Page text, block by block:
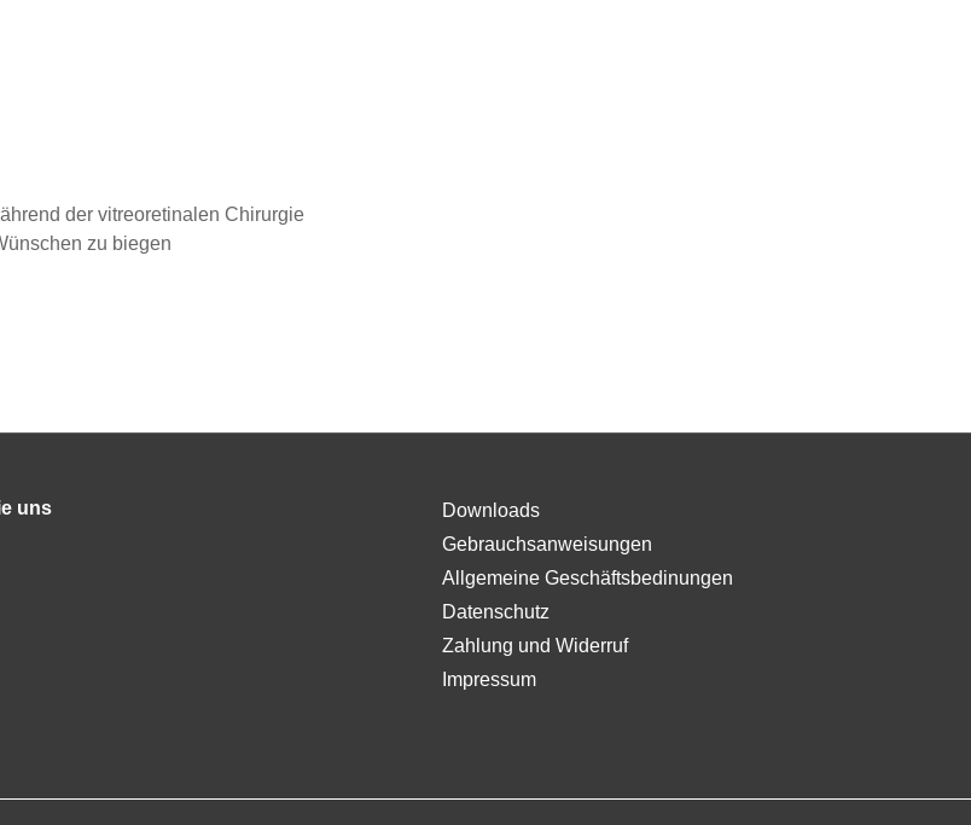
der vitreoretinalen Chirurgie
zu biegen
uns
Downloads
Gebrauchsanweisungen
Allgemeine Geschäftsbedinungen
Datenschutz
Zahlung und Widerruf
Impressum